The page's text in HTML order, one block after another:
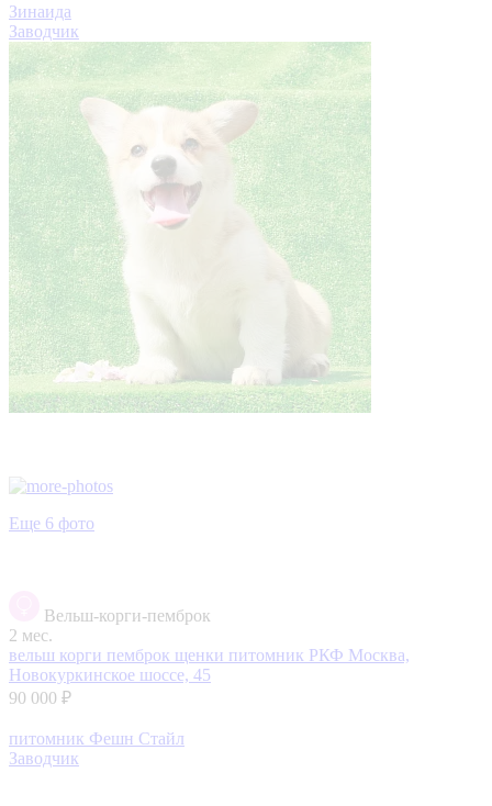
Зинаида
Заводчик
Еще 6 фото
Вельш-корги-пемброк
2 мес.
вельш корги пемброк щенки питомник РКФ Москва,
Новокуркинское шоссе, 45
90 000 ₽
питомник Фешн Стайл
Заводчик